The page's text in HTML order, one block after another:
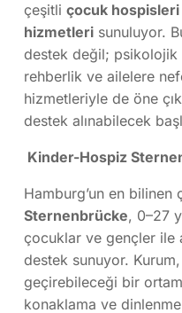
çeşitli çocuk hospisleri
hizmetleri sunuluyor.
destek değil; psikolojik
rehberlik ve ailelere
hizmetleriyle de öne
destek alınabilecek
Kinder-Hospiz
Hamburg’un en
Sternenbrücke, 0–27
çocuklar ve gençler ile
destek sunuyor.
geçirebileceği bir
konaklama ve